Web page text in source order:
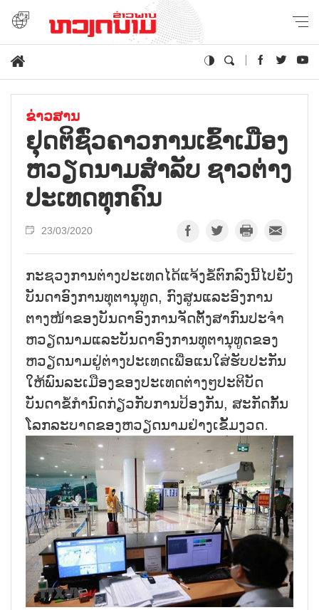
ຂ່າວສານ
ຢຸດ​ຕິ​ຊົ່ວ​ຄາວການ​ເຂົ້າ​ເມືອງ​
ຫວຽດ​ນາມສຳ​ລັບ ​ຊາວ​ຕ່າງ​
ປະ​ເທດທຸກ​ຄົນ
23/03/2020
ກະຊວງການຕ່າງປະເທດໄດ້ແຈ້ງຂໍ້ຕົກລົງນີ້ໄປຍັງ
ບັນດາອົງການທຸຕານຸທູດ, ກົງສູນແລະອົງການ
ຕາງໜ້າຂອງບັນດາອົງການຈັດຕັ້ງສາກົນປະຈຳ
ຫວຽດນາມແລະບັນດາອົງການທຸຕານຸທູດຂອງ
ຫວຽດນາມຢູ່ຕ່າງປະເທດເພື່ອແນໃສ່ຮັບປະກັນ
ໃຫ້ພົນລະເມືອງຂອງປະເທດຕ່າງໆປະຕິບັດ
ບັນດາຂໍ້ກຳນົດກ່ຽວກັບການປ້ອງກັນ, ສະກັດກັ້ນ
ໂລກລະບາດຂອງຫວຽດນາມຢ່າງເຂັ້ມງວດ.